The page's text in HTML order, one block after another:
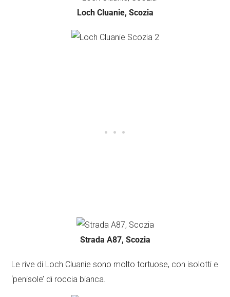
Loch Cluanie, Scozia
Strada A87, Scozia
Le rive di Loch Cluanie sono molto tortuose, con isolotti e
‘penisole’ di roccia bianca.